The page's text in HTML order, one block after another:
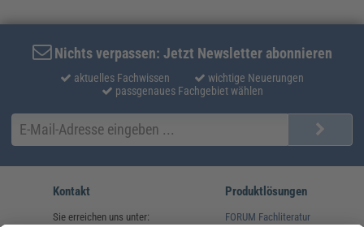
Nichts verpassen: Jetzt Newsletter abonnieren
aktuelles Fachwissen
wichtige Neuerungen
passgenaues Fachgebiet wählen
Kontakt
Sie erreichen uns unter:
Produktlösungen
FORUM Fachliteratur